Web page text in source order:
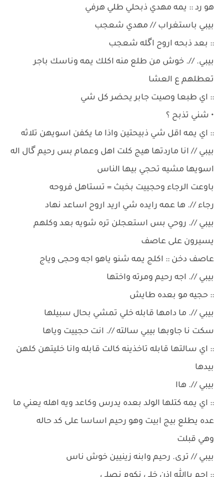
هو رد :: يمه مهدي ذبحلي طلي هرفي
بيبي باستغراب // مهدي شعجب
:: بعد ذبحه اروح اگله شعجب
بيبي. //. خوش من طلع منه اكلك يمه وناسك باجر
تعطلهم ع العشا
:: اي طبعا وصيت جابر يحضر كل شي
• شني تذبح ؟
:: اي يمه اقل شي ذبيحتين واذا ما يكفن اسويهن تلاثه
بيبي // انا ماردتها هيج كلت اهل وعمام بس رحيم گال اله
اسويها مشيه تحجي بيها الناس
باوعت الرجاء وحجييت بخبث = تستاهل فروحه
رجاء //. ها عمه رايده شي اريد اروح اساعد نهاد
بيبي //. روحي بس استعجلن تره شويه بعد وكلهم
يسيرون على عاصف
عاصف دخن :: اكلج يمه شنو ياهو اجه وحجى وياج
بيبي //. اجه رحيم ومرته واختها
:: حجيه مو بعده طايش
بيبي //. ما دامها قابله خلي تمشي بحال سبيلها
سكت نا جاوبها بيبي سالته //. انت حجييت وياها
:: اي سالتها قابله تاخذينه كالت قابله وانا خليتهن كلهن
بيدها
بيبي //. هاا
:: اي يمه كتلها الولد بعده يدرس وكاعد ويه اهله يعني ما
عده يطلع بيج ابيت وهو رحيم اساسا على كد حاله
وهي قبلت
بيبي // ترى. رحيم وابنه زينيين خوش ناس